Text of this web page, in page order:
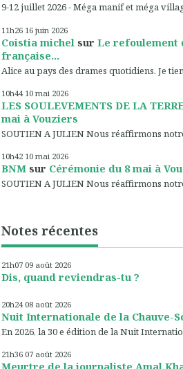
9-12 juillet 2026 - Méga manif et méga
11h26 16 juin 2026
Coistia michel sur Le refoulement
française...
Alice au pays des drames quotidiens. Je
10h44 10 mai 2026
LES SOULEVEMENTS DE LA
mai à Vouziers
SOUTIEN A JULIEN Nous réaffirmons
10h42 10 mai 2026
BNM sur Cérémonie du 8 mai à
SOUTIEN A JULIEN Nous réaffirmons
Notes récentes
21h07 09 août 2026
Dis, quand reviendras-tu ?
20h24 08 août 2026
Nuit Internationale de la Chauve-
En 2026, la 30 e édition de la Nuit
21h36 07 août 2026